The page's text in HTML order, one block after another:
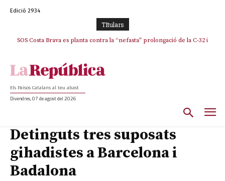
Edició 2934
TItulars
SOS Costa Brava es planta contra la “nefasta” prolongació de la C-32 i
Els Països Catalans al teu abast
Divendres, 07 de agost del 2026
Detinguts tres suposats
gihadistes a Barcelona i
Badalona